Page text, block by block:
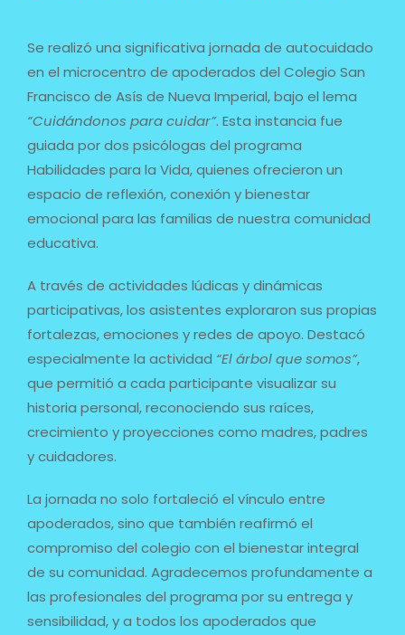
Se realizó una significativa jornada de autocuidado
en el microcentro de apoderados del Colegio San
Francisco de Asís de Nueva Imperial, bajo el lema
“Cuidándonos para cuidar”. Esta instancia fue
guiada por dos psicólogas del programa
Habilidades para la Vida, quienes ofrecieron un
espacio de reflexión, conexión y bienestar
emocional para las familias de nuestra comunidad
educativa.
A través de actividades lúdicas y dinámicas
participativas, los asistentes exploraron sus propias
fortalezas, emociones y redes de apoyo. Destacó
especialmente la actividad “El árbol que somos”,
que permitió a cada participante visualizar su
historia personal, reconociendo sus raíces,
crecimiento y proyecciones como madres, padres
y cuidadores.
La jornada no solo fortaleció el vínculo entre
apoderados, sino que también reafirmó el
compromiso del colegio con el bienestar integral
de su comunidad. Agradecemos profundamente a
las profesionales del programa por su entrega y
sensibilidad, y a todos los apoderados que